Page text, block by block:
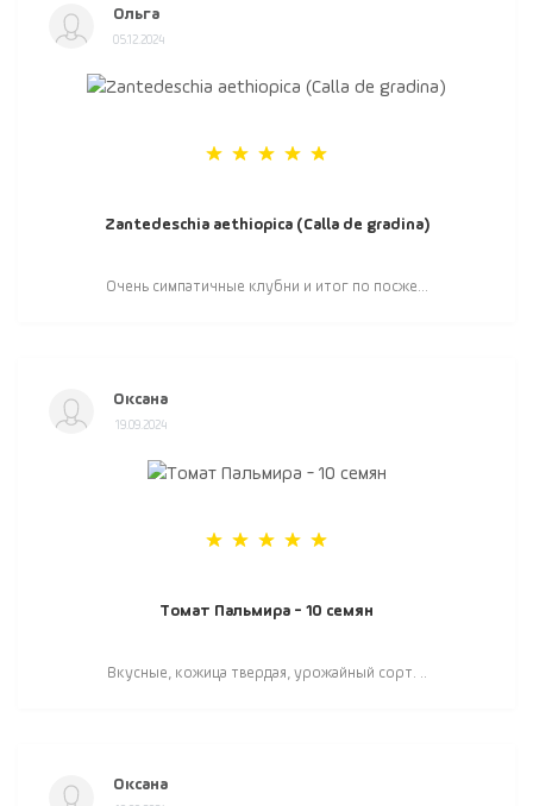
Ольга
05.12.2024
Zantedeschia aethiopica (Calla de gradina)
Очень симпатичные клубни и итог по посже...
Оксана
19.09.2024
Томат Пальмира - 10 семян
Вкусные, кожица твердая, урожайный сорт. ..
Оксана